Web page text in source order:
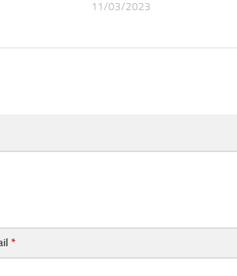
11/03/2023
*